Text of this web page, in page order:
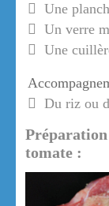
Une
Un verre
Une
Du riz ou
tomate :